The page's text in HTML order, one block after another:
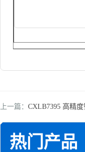
热门产品
上一篇： CXLB7395 高精